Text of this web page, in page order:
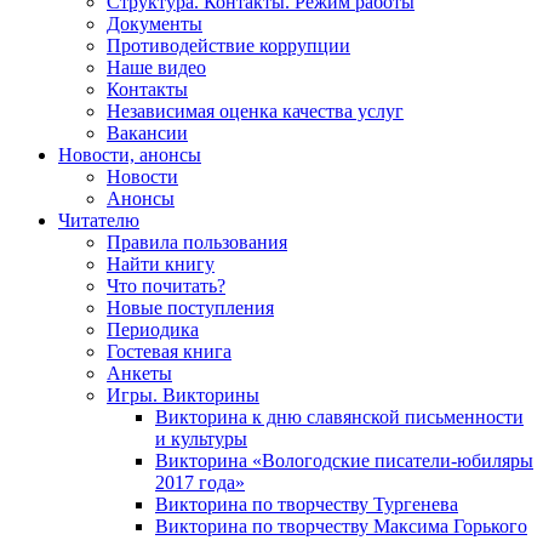
Документы
Противодействие коррупции
Наше видео
Контакты
Независимая оценка качества услуг
Вакансии
Новости, анонсы
Новости
Анонсы
Читателю
Правила пользования
Найти книгу
Что почитать?
Новые поступления
Периодика
Гостевая книга
Анкеты
Игры. Викторины
Викторина к дню славянской письменности
и культуры
Викторина «Вологодские писатели-юбиляры
2017 года»
Викторина по творчеству Тургенева
Викторина по творчеству Максима Горького